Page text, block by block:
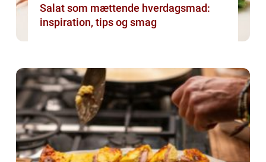
Salat som mættende hverdagsmad:
inspiration, tips og smag